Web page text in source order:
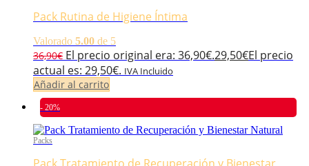
Pack Rutina de Higiene Íntima
Valorado 5.00 de 5
36,90€ El precio original era: 36,90€.29,50€El precio
actual es: 29,50€. IVA Incluido
Añadir al carrito
- 20%
Packs